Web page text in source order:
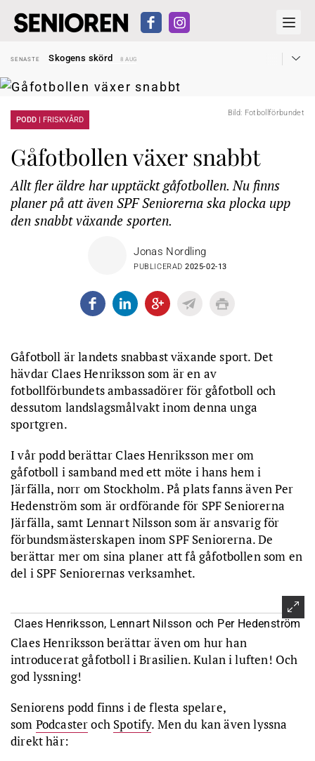
SENASTE
Skogens skörd
8 AUG
SENASTE
Reform för äldre kan bli slag i luften
Kravet: Nu måste 65-årsgränsen bort
SENASTE
Snart kan telefonförsäljning förbjudas i Sverige
SENASTE
Hyror rusar ifrån äldres bostadstillägg
Bild: Fotbollförbundet
PODD | FRISKVÅRD
Gåfotbollen växer snabbt
Allt fler äldre har upptäckt gåfotbollen. Nu finns
planer på att även SPF Seniorerna ska plocka upp
den snabbt växande sporten.
Jonas Nordling
PUBLICERAD2025-02-13
Gåfotboll är landets snabbast växande sport. Det
hävdar Claes Henriksson som är en av
fotbollförbundets ambassadörer för gåfotboll och
dessutom landslagsmålvakt inom denna unga
sportgren.
I vår podd berättar Claes Henriksson mer om
gåfotboll i samband med ett möte i hans hem i
Järfälla, norr om Stockholm. På plats fanns även Per
Hedenström som är ordförande för SPF Seniorerna
Järfälla, samt Lennart Nilsson som är ansvarig för
förbundsmästerskapen inom SPF Seniorerna. De
berättar mer om sina planer att få gåfotbollen som en
del i SPF Seniorernas verksamhet.
Claes Henriksson, Lennart Nilsson och Per Hedenström
Claes Henriksson berättar även om hur han
introducerat gåfotboll i Brasilien. Kulan i luften! Och
god lyssning!
Seniorens podd finns i de flesta spelare,
som Podcasteroch Spotify. Men du kan även lyssna
direkt här: